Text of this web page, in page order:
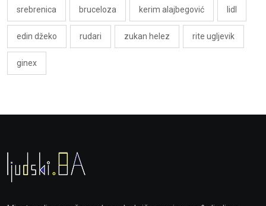
srebrenica bruceloza kerim alajbegović lidl
edin džeko rudari zukan helez rite ugljevik
ginex